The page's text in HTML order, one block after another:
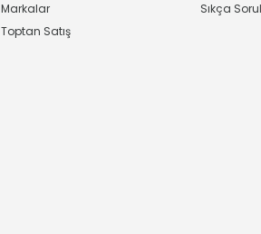
Markalar
Toptan Satış
Sıkça